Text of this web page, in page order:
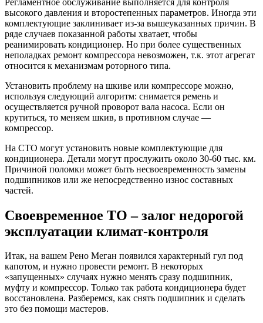
высокого давления и второстепенных параметров. Иногда эти
комплектующие заклинивает из-за вышеуказанных причин. В
ряде случаев показанной работы хватает, чтобы
реанимировать кондиционер. Но при более существенных
неполадках ремонт компрессора невозможен, т.к. этот агрегат
относится к механизмам роторного типа.
Установить проблему на шкиве или компрессоре можно,
используя следующий алгоритм: снимается ремень и
осуществляется ручной проворот вала насоса. Если он
крутиться, то меняем шкив, в противном случае —
компрессор.
На СТО могут установить новые комплектующие для
кондиционера. Детали могут прослужить около 30-60 тыс. км.
Причиной поломки может быть несвоевременность замены
подшипников или же непосредственно износ составных
частей.
Своевременное ТО – залог недорогой
эксплуатации климат-контроля
Итак, на вашем Рено Меган появился характерный гул под
капотом, и нужно провести ремонт. В некоторых
«запущенных» случаях нужно менять сразу подшипник,
муфту и компрессор. Только так работа кондиционера будет
восстановлена. Разберемся, как снять подшипник и сделать
это без помощи мастеров.